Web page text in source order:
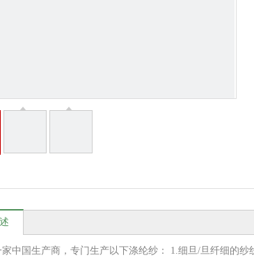
中国生产商，专门生产以下涤纶纱： 1.细旦/旦纤细的